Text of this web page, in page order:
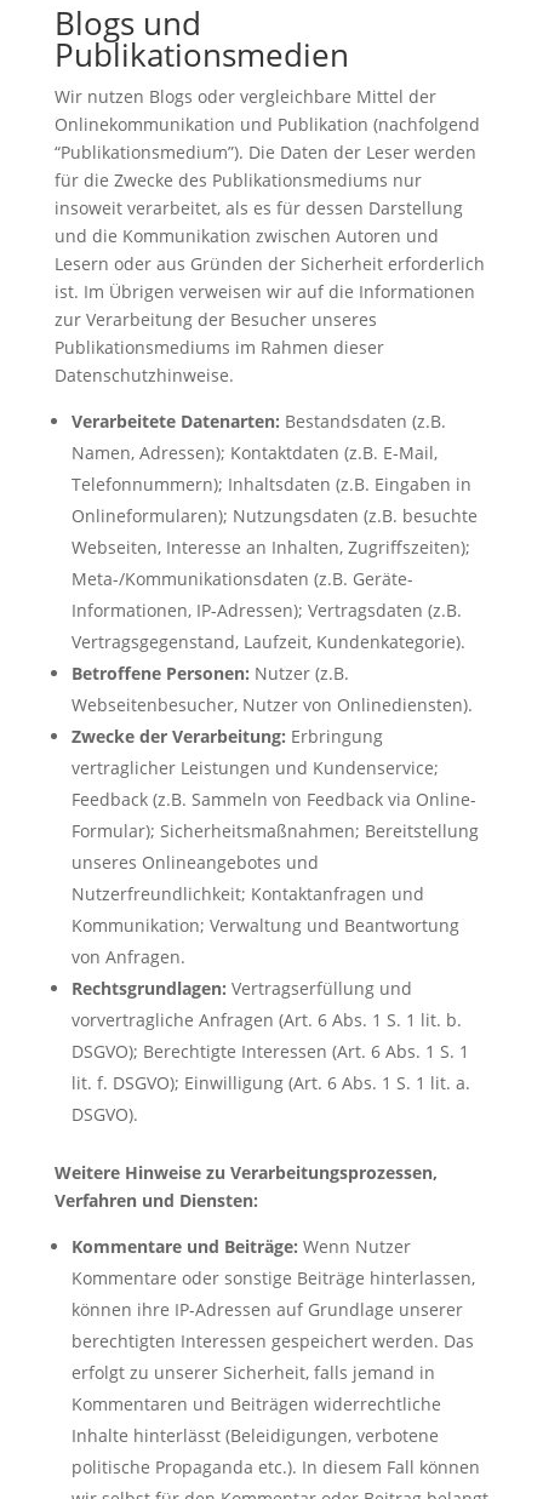
Blogs und
Publikationsmedien
Wir nutzen Blogs oder vergleichbare Mittel der
Onlinekommunikation und Publikation (nachfolgend
“Publikationsmedium”). Die Daten der Leser werden
für die Zwecke des Publikationsmediums nur
insoweit verarbeitet, als es für dessen Darstellung
und die Kommunikation zwischen Autoren und
Lesern oder aus Gründen der Sicherheit erforderlich
ist. Im Übrigen verweisen wir auf die Informationen
zur Verarbeitung der Besucher unseres
Publikationsmediums im Rahmen dieser
Datenschutzhinweise.
Verarbeitete Datenarten: Bestandsdaten (z.B.
Namen, Adressen); Kontaktdaten (z.B. E-Mail,
Telefonnummern); Inhaltsdaten (z.B. Eingaben in
Onlineformularen); Nutzungsdaten (z.B. besuchte
Webseiten, Interesse an Inhalten, Zugriffszeiten);
Meta-/Kommunikationsdaten (z.B. Geräte-
Informationen, IP-Adressen); Vertragsdaten (z.B.
Vertragsgegenstand, Laufzeit, Kundenkategorie).
Betroffene Personen: Nutzer (z.B.
Webseitenbesucher, Nutzer von Onlinediensten).
Zwecke der Verarbeitung: Erbringung
vertraglicher Leistungen und Kundenservice;
Feedback (z.B. Sammeln von Feedback via Online-
Formular); Sicherheitsmaßnahmen; Bereitstellung
unseres Onlineangebotes und
Nutzerfreundlichkeit; Kontaktanfragen und
Kommunikation; Verwaltung und Beantwortung
von Anfragen.
Rechtsgrundlagen: Vertragserfüllung und
vorvertragliche Anfragen (Art. 6 Abs. 1 S. 1 lit. b.
DSGVO); Berechtigte Interessen (Art. 6 Abs. 1 S. 1
lit. f. DSGVO); Einwilligung (Art. 6 Abs. 1 S. 1 lit. a.
DSGVO).
Weitere Hinweise zu Verarbeitungsprozessen,
Verfahren und Diensten:
Kommentare und Beiträge: Wenn Nutzer
Kommentare oder sonstige Beiträge hinterlassen,
können ihre IP-Adressen auf Grundlage unserer
berechtigten Interessen gespeichert werden. Das
erfolgt zu unserer Sicherheit, falls jemand in
Kommentaren und Beiträgen widerrechtliche
Inhalte hinterlässt (Beleidigungen, verbotene
politische Propaganda etc.). In diesem Fall können